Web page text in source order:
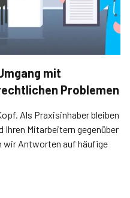
mit
Problemen
Als Praxisinhaber bleiben
Ihren Mitarbeitern gegenüber
wir Antworten auf häufige